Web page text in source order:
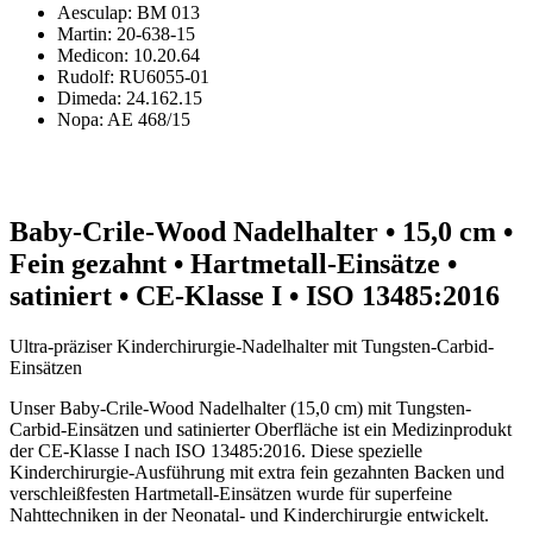
Aesculap: BM 013
Martin: 20-638-15
Medicon: 10.20.64
Rudolf: RU6055-01
Dimeda: 24.162.15
Nopa: AE 468/15
Baby-Crile-Wood Nadelhalter • 15,0 cm •
Fein gezahnt • Hartmetall-Einsätze •
satiniert • CE-Klasse I • ISO 13485:2016
Ultra-präziser Kinderchirurgie-Nadelhalter mit Tungsten-Carbid-
Einsätzen
Unser Baby-Crile-Wood Nadelhalter (15,0 cm) mit Tungsten-
Carbid-Einsätzen und satinierter Oberfläche ist ein Medizinprodukt
der CE-Klasse I nach ISO 13485:2016. Diese spezielle
Kinderchirurgie-Ausführung mit extra fein gezahnten Backen und
verschleißfesten Hartmetall-Einsätzen wurde für superfeine
Nahttechniken in der Neonatal- und Kinderchirurgie entwickelt.